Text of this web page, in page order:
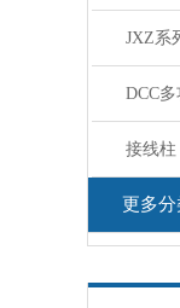
JXZ系
DCC
接线柱
更多分